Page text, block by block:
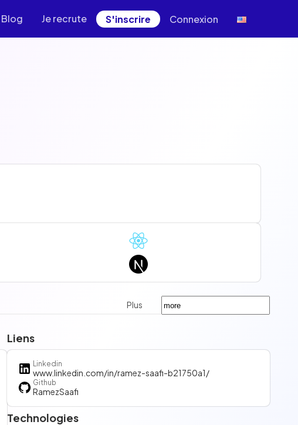
Blog Je recrute S'inscrire Connexion
Plus
Liens
Linkedin
www.linkedin.com/in/ramez-saafi-b21750a1/
Github
RamezSaafi
Technologies